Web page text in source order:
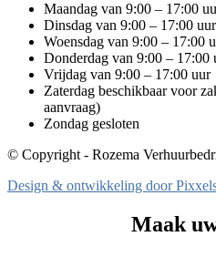
Maandag van 9:00 – 17:00
Dinsdag van 9:00 – 17:00 uur
Woensdag van 9:00 – 17:00
Donderdag van 9:00 – 17:00
Vrijdag van 9:00 – 17:00 uur
Zaterdag beschikbaar voor
aanvraag)
Zondag gesloten
© Copyright - Rozema
Design & ontwikkeling door
Maak